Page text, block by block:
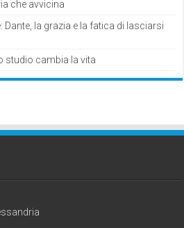
che avvicina
Dante, la grazia e la fatica di lasciarsi
studio cambia la vita